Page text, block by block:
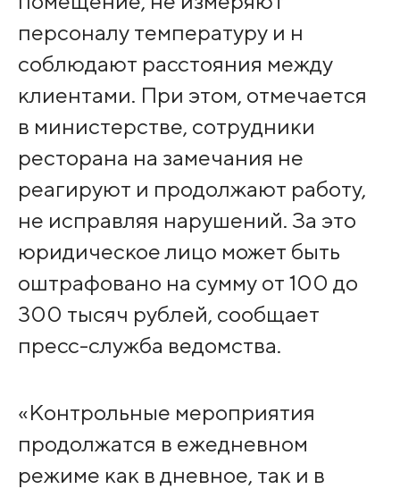
персоналу температуру и н
соблюдают расстояния между
клиентами. При этом, отмечается
в министерстве, сотрудники
ресторана на замечания не
реагируют и продолжают работу,
не исправляя нарушений. За это
юридическое лицо может быть
оштрафовано на сумму от 100 до
300 тысяч рублей, сообщает
пресс-служба ведомства.
«Контрольные мероприятия
продолжатся в ежедневном
режиме как в дневное, так и в